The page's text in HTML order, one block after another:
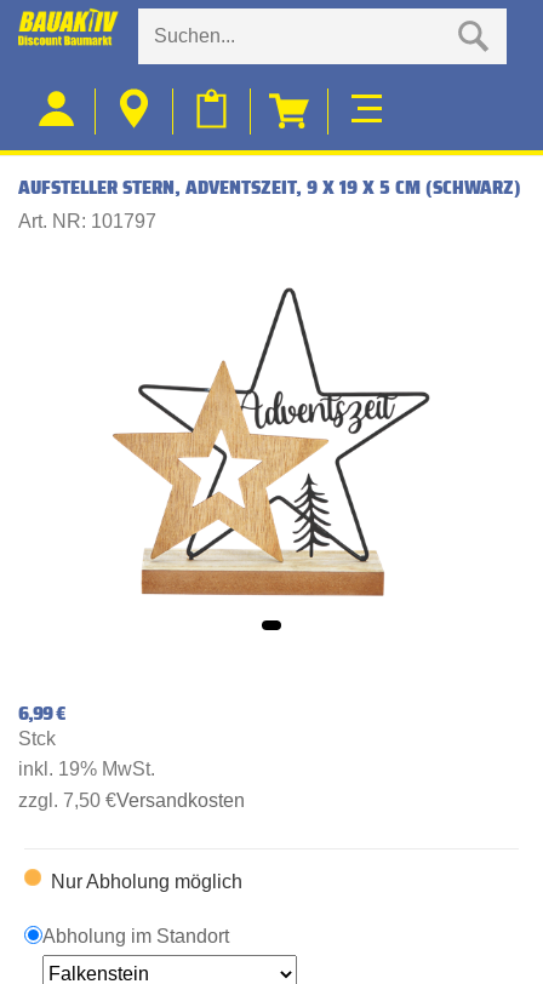
AUFSTELLER STERN, ADVENTSZEIT, 9 X 19 X 5 CM (SCHWARZ)
Art. NR: 101797
6,99 €
Stck
inkl. 19% MwSt.
zzgl. 7,50 €Versandkosten
Nur Abholung möglich
Abholung im Standort